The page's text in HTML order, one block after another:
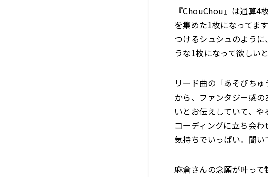
『ChouChou』は通算4
を集めた1枚になってま
つけるシュシュのよう
うな1枚になって欲しい
リード曲の「あそびち
から、ファンタジー感
いとお伝えしていて、
コーディングに立ち会
気持ちでいっぱい。聞い
麻倉さんの念願が叶っ